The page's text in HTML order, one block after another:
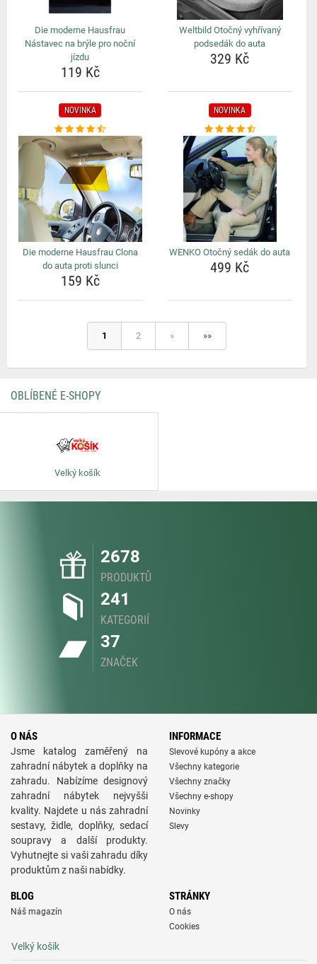
Die moderne Hausfrau
Nástavec na brýle pro noční
jízdu
119 Kč
Weltbild Otočný vyhřívaný
podsedák do auta
329 Kč
NOVINKA
Die moderne Hausfrau Clona
do auta proti slunci
159 Kč
NOVINKA
WENKO Otočný sedák do auta
499 Kč
1 2 » »»
OBLÍBENÉ E-SHOPY
Velký košík
2678
PRODUKTŮ
241
KATEGORIÍ
37
ZNAČEK
O NÁS
Jsme katalog zaměřený na
zahradní nábytek a doplňky na
zahradu. Nabízíme designový
zahradní nábytek nejvyšši
kvality. Najdete u nás zahradní
sestavy, židle, doplňky, sedací
soupravy a další produkty.
Vyhutnejte si vaši zahradu díky
produktům z naši nabídky.
INFORMACE
Slevové kupóny a akce
Všechny kategorie
Všechny značky
Všechny e-shopy
Novinky
Slevy
BLOG
Náš magazín
STRÁNKY
O nás
Cookies
Velký košík